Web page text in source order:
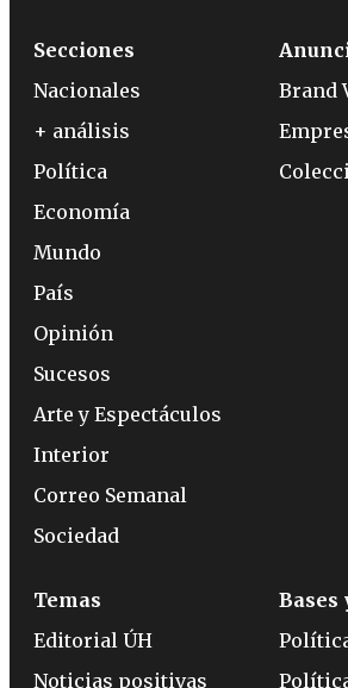
Secciones
Nacionales
+ análisis
Política
Economía
Mundo
País
Opinión
Sucesos
Arte y Espectáculos
Interior
Correo Semanal
Sociedad
Brand
Temas
Editorial ÚH
Noticias positivas
Bases